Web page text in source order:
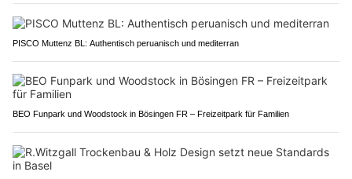
PISCO Muttenz BL: Authentisch peruanisch und mediterran
BEO Funpark und Woodstock in Bösingen FR – Freizeitpark für Familien